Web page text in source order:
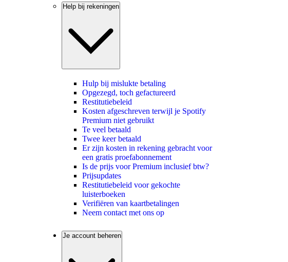
Help bij rekeningen
Hulp bij mislukte betaling
Opgezegd, toch gefactureerd
Restitutiebeleid
Kosten afgeschreven terwijl je Spotify
Premium niet gebruikt
Te veel betaald
Twee keer betaald
Er zijn kosten in rekening gebracht voor
een gratis proefabonnement
Is de prijs voor Premium inclusief btw?
Prijsupdates
Restitutiebeleid voor gekochte
luisterboeken
Verifiëren van kaartbetalingen
Neem contact met ons op
Je account beheren